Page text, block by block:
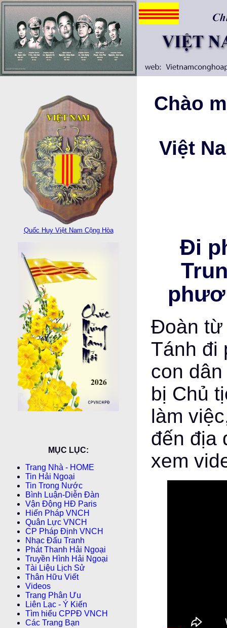
Quốc Huy Việt Nam Cộng Hòa
MỤC LỤC:
Trang Nhà - HOME
Tin Hải Ngoại
Tin Trong Nước
Bình Luận-Diễn Ðàn
Vận Động HĐ Paris
Hiến Pháp VNCH
Quân Lực VNCH
CP Pháp Ðịnh VNCH
Nhạc Đấu Tranh
Phát Thanh Hải Ngoại
Truyền Hình Hải Ngoại
Tài Liệu Lịch Sử
Thân Hữu Viết
Videos
Trang Phân Ưu
Liên Lạc - Ý Kiến
Tìm hiểu CPPÐ VNCH
Các Trang Bạn
Chào
Việt
Đi
Đoàn từ
Tánh đi
con
bị Chủ
làm
đến địa
xem